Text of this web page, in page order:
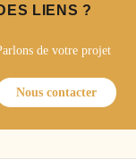
LIENS ?
de votre projet
Nous contacter